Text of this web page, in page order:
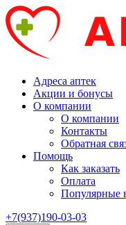
Адреса аптек
Акции и бонусы
О компании
О компании
Контакты
Обратная
Помощь
Как заказать
Оплата
Популярные
+7(937)190-03-03